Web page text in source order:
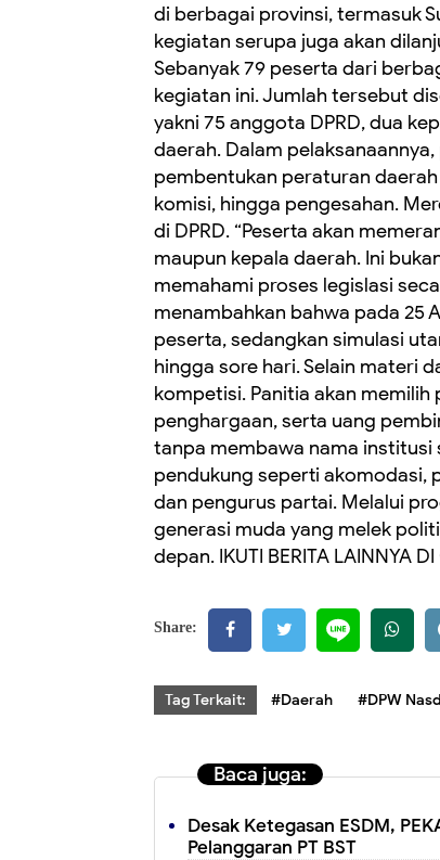
di berbagai provinsi, termasuk
kegiatan serupa juga akan
Sebanyak 79 peserta dari
kegiatan ini. Jumlah tersebut
yakni 75 anggota DPRD, dua
daerah. Dalam
pembentukan peraturan
komisi, hingga pengesahan.
di DPRD. “Peserta akan
maupun kepala daerah. Ini
memahami proses legislasi
menambahkan bahwa pada 25
peserta, sedangkan simulasi
hingga sore hari. Selain materi
kompetisi. Panitia akan
penghargaan, serta uang
tanpa membawa nama institusi
pendukung seperti akomodasi,
dan pengurus partai. Melalui
generasi muda yang melek
depan. IKUTI BERITA LAINNYA DI
Share:
Tag Terkait: #Daerah #DPW
Baca juga:
Desak Ketegasan ESDM,
Pelanggaran PT BST